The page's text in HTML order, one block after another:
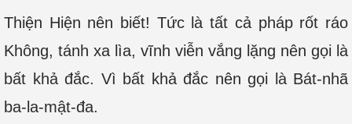
Thiện Hiện nên biết! Tức là tất cả pháp rốt ráo
Không, tánh xa lìa, vĩnh viễn vắng lặng nên gọi là
bất khả đắc. Vì bất khả đắc nên gọi là Bát-nhã
ba-la-mật-đa.